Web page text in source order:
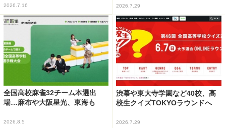
2026.7.16 2026.7.29
全国高校麻雀32チーム本選出
場…麻布や大阪星光、東海も
2026.8.5
渋幕や東大寺学園など40校、高
校生クイズTOKYOラウンドへ
2026.7.29